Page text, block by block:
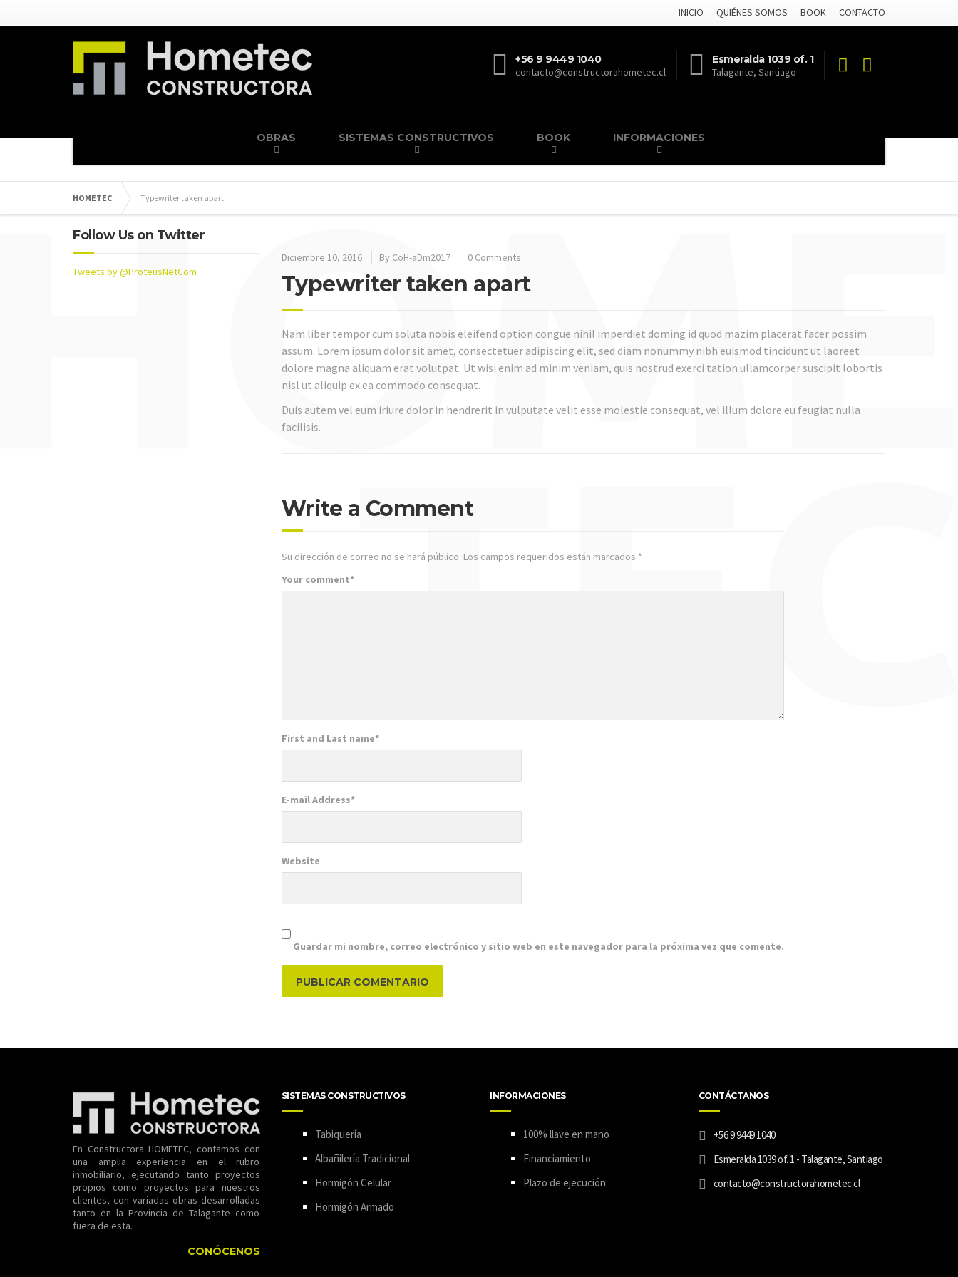
INICIO QUIÉNES SOMOS BOOK CONTACTO
+56 9 9449 1040
contacto@constructorahometec.cl
Esmeralda 1039 of. 1
Talagante, Santiago
OBRAS SISTEMAS CONSTRUCTIVOS BOOK INFORMACIONES
HOMETEC Typewriter taken apart
Diciembre 10, 2016 By CoH-aDm2017 0 Comments
Typewriter taken apart
Nam liber tempor cum soluta nobis eleifend option congue nihil imperdiet doming id quod mazim placerat facer possim
assum. Lorem ipsum dolor sit amet, consectetuer adipiscing elit, sed diam nonummy nibh euismod tincidunt ut laoreet
dolore magna aliquam erat volutpat. Ut wisi enim ad minim veniam, quis nostrud exerci tation ullamcorper suscipit lobortis
nisl ut aliquip ex ea commodo consequat.
Duis autem vel eum iriure dolor in hendrerit in vulputate velit esse molestie consequat, vel illum dolore eu feugiat nulla
facilisis.
Write a Comment
Su dirección de correo no se hará público. Los campos requeridos están marcados *
Your comment*
First and Last name*
E-mail Address*
Website
Guardar mi nombre, correo electrónico y sitio web en este navegador para la próxima vez que comente.
Follow Us on Twitter
Tweets by @ProteusNetCom
En Constructora HOMETEC, contamos con
una amplia experiencia en el rubro
inmobiliario, ejecutando tanto proyectos
propios como proyectos para nuestros
clientes, con variadas obras desarrolladas
tanto en la Provincia de Talagante como
fuera de esta.
CONÓCENOS
SISTEMAS CONSTRUCTIVOS
Tabiquería
Albañilería Tradicional
Hormigón Celular
Hormigón Armado
INFORMACIONES
100% llave en mano
Financiamiento
Plazo de ejecución
CONTÁCTANOS
+56 9 9449 1040
Esmeralda 1039 of. 1 - Talagante, Santiago
contacto@constructorahometec.cl